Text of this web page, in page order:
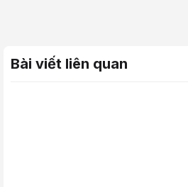
Bài viết liên quan